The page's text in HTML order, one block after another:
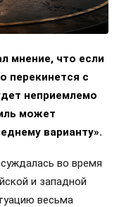
мнение, что если
перекинется с
неприемлемо
может
варианту».
во время
и западной
весьма